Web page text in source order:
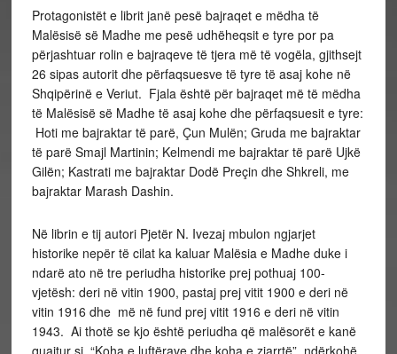
Protagonistët e librit janë pesë bajraqet e mëdha të
Malësisë së Madhe me pesë udhëheqsit e tyre por pa
përjashtuar rolin e bajraqeve të tjera më të vogëla, gjithsejt
26 sipas autorit dhe përfaqsuesve të tyre të asaj kohe në
Shqipërinë e Veriut. Fjala është për bajraqet më të mëdha
të Malësisë së Madhe të asaj kohe dhe përfaqsuesit e tyre:
Hoti me bajraktar të parë, Çun Mulën; Gruda me bajraktar
të parë Smajl Martinin; Kelmendi me bajraktar të parë Ujkë
Gilën; Kastrati me bajraktar Dodë Preçin dhe Shkreli, me
bajraktar Marash Dashin.
Në librin e tij autori Pjetër N. Ivezaj mbulon ngjarjet
historike nepër të cilat ka kaluar Malësia e Madhe duke i
ndarë ato në tre periudha historike prej pothuaj 100-
vjetësh: deri në vitin 1900, pastaj prej vitit 1900 e deri në
vitin 1916 dhe më në fund prej vitit 1916 e deri në vitin
1943. Ai thotë se kjo është periudha që malësorët e kanë
quajtur si, “Koha e luftërave dhe koha e zjarrtë”, ndërkohë